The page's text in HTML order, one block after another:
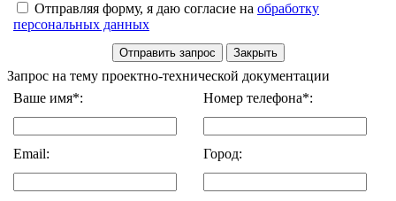
Отправляя форму, я даю согласие на обработку
персональных данных
Запрос на тему проектно-технической документации
Ваше имя*:
Номер телефона*:
Email: Город: